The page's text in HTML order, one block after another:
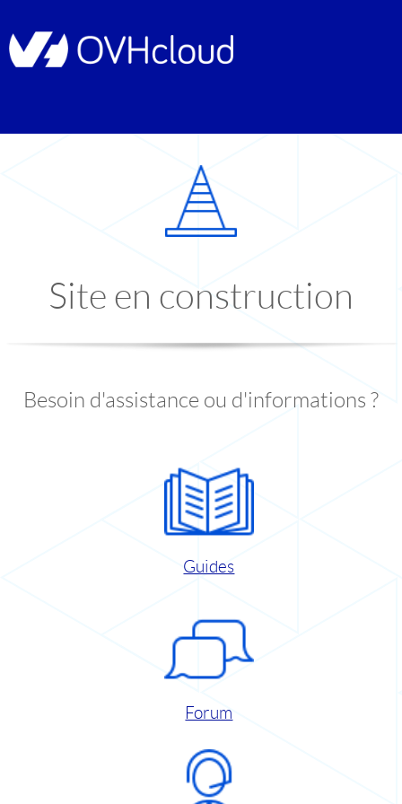
Site en construction
Besoin d'assistance ou d'informations ?
Guides
Forum